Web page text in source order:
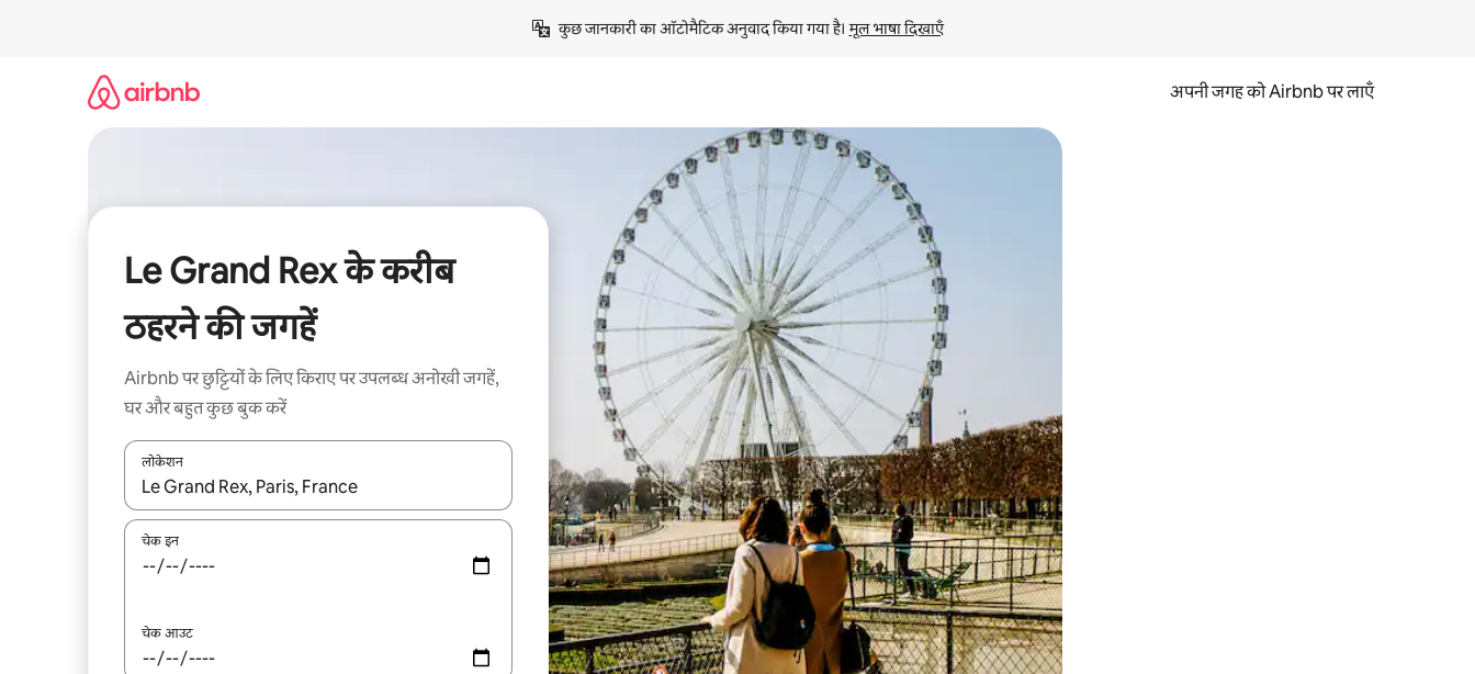
कुछ जानकारी का ऑटोमैटिक अनुवाद किया गया है। मूल भाषा दिखाएँ
अपनी जगह को Airbnb पर लाएँ
Le Grand Rex के करीब
ठहरने की जगहें
Airbnb पर छुट्टियों के लिए किराए पर उपलब्ध अनोखी जगहें,
घर और बहुत कुछ बुक करें
लोकेशन
नतीजों के उपलब्ध होने पर, अप और डाउन 'ऐरो की' का इस्तेमाल करके नेविगेट करें या टच या फिर स्वाइप जेस्चर का इस्तेमाल करके एक्सप्लोर करें।
चेक इन
चेक आउट